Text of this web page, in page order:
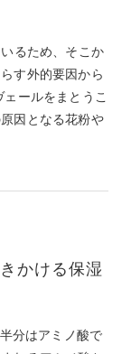
るため、そこか
す外的要因から
ールをまとうこ
因となる花粉や
かける保湿
分はアミノ酸で